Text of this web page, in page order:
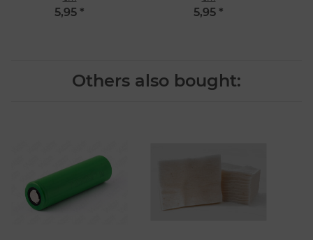
5,95 *
5,95 *
Others also bought: